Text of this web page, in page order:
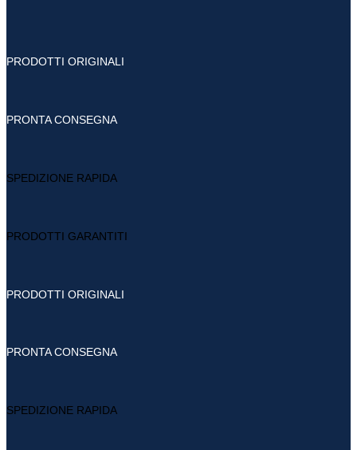
PRODOTTI ORIGINALI
PRONTA CONSEGNA
SPEDIZIONE RAPIDA
PRODOTTI GARANTITI
PRODOTTI ORIGINALI
PRONTA CONSEGNA
SPEDIZIONE RAPIDA